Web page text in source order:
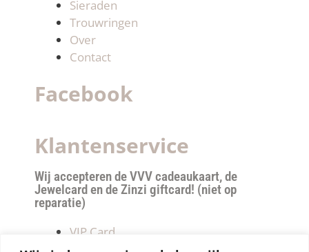
Sieraden
Trouwringen
Over
Contact
Facebook
Klantenservice
Wij accepteren de VVV cadeaukaart, de
Jewelcard en de Zinzi giftcard! (niet op
reparatie)
VIP Card
Retourneren